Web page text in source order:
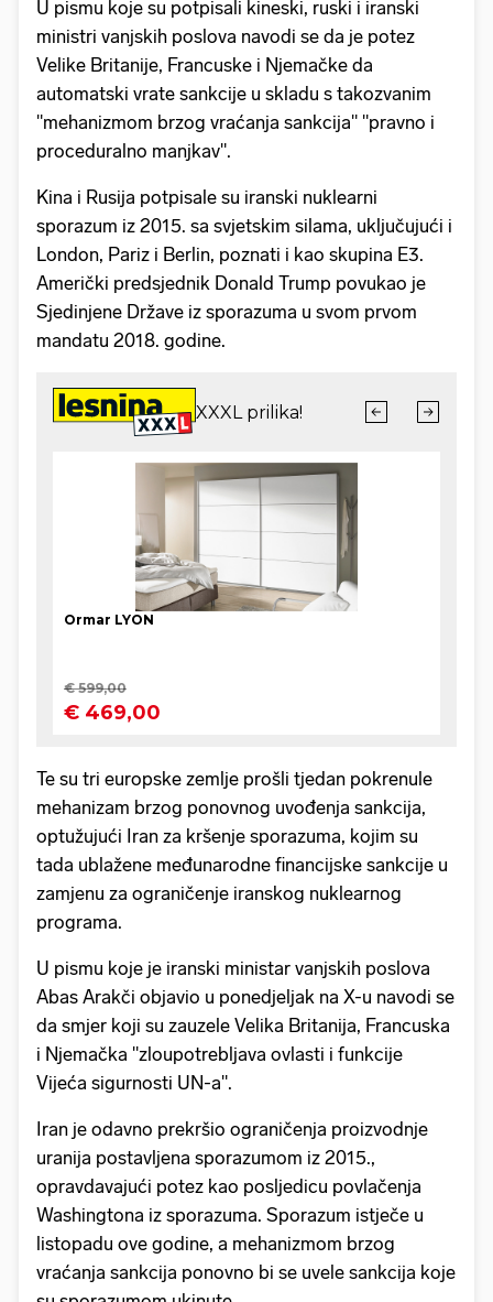
U pismu koje su potpisali kineski, ruski i iranski
ministri vanjskih poslova navodi se da je potez
Velike Britanije, Francuske i Njemačke da
automatski vrate sankcije u skladu s takozvanim
"mehanizmom brzog vraćanja sankcija" "pravno i
proceduralno manjkav".
Kina i Rusija potpisale su iranski nuklearni
sporazum iz 2015. sa svjetskim silama, uključujući i
London, Pariz i Berlin, poznati i kao skupina E3.
Američki predsjednik Donald Trump povukao je
Sjedinjene Države iz sporazuma u svom prvom
mandatu 2018. godine.
Te su tri europske zemlje prošli tjedan pokrenule
mehanizam brzog ponovnog uvođenja sankcija,
optužujući Iran za kršenje sporazuma, kojim su
tada ublažene međunarodne financijske sankcije u
zamjenu za ograničenje iranskog nuklearnog
programa.
U pismu koje je iranski ministar vanjskih poslova
Abas Arakči objavio u ponedjeljak na X-u navodi se
da smjer koji su zauzele Velika Britanija, Francuska
i Njemačka "zloupotrebljava ovlasti i funkcije
Vijeća sigurnosti UN-a".
Iran je odavno prekršio ograničenja proizvodnje
uranija postavljena sporazumom iz 2015.,
opravdavajući potez kao posljedicu povlačenja
Washingtona iz sporazuma. Sporazum istječe u
listopadu ove godine, a mehanizmom brzog
vraćanja sankcija ponovno bi se uvele sankcija koje